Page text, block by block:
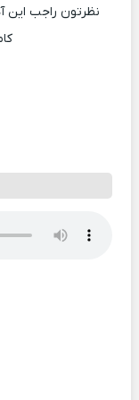
نظرتون راجب این